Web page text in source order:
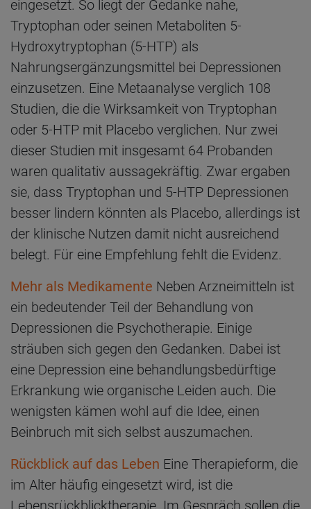
eingesetzt. So liegt der Gedanke nahe,
Tryptophan oder seinen Metaboliten 5-
Hydroxytryptophan (5-HTP) als
Nahrungsergänzungsmittel bei Depressionen
einzusetzen. Eine Metaanalyse verglich 108
Studien, die die Wirksamkeit von Tryptophan
oder 5-HTP mit Placebo verglichen. Nur zwei
dieser Studien mit insgesamt 64 Probanden
waren qualitativ aussagekräftig. Zwar ergaben
sie, dass Tryptophan und 5-HTP Depressionen
besser lindern könnten als Placebo, allerdings ist
der klinische Nutzen damit nicht ausreichend
belegt. Für eine Empfehlung fehlt die Evidenz.
Mehr als Medikamente Neben Arzneimitteln ist
ein bedeutender Teil der Behandlung von
Depressionen die Psychotherapie. Einige
sträuben sich gegen den Gedanken. Dabei ist
eine Depression eine behandlungsbedürftige
Erkrankung wie organische Leiden auch. Die
wenigsten kämen wohl auf die Idee, einen
Beinbruch mit sich selbst auszumachen.
Rückblick auf das Leben Eine Therapieform, die
im Alter häufig eingesetzt wird, ist die